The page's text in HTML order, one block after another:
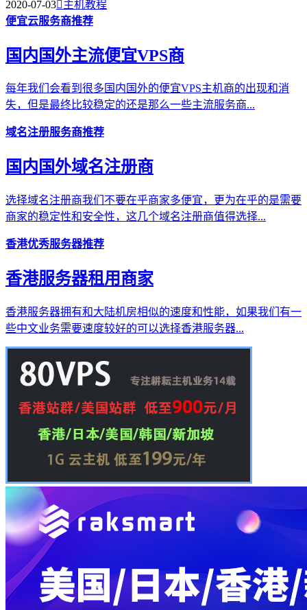
2020-07-03主机教程
便宜云服务商推荐
国内国外主流便宜VPS商
每年我们会看到很多国内国外的便宜VPS主机商的出现和消
失，但是最终比较稳定的还是那么一些主流服务商...
域名注册服务商推荐
国内国外域名注册商
选择域名注册商我们不要在乎商家多便宜，更为在乎的是需要
商家的稳定性和安全性，这几个域名注册商值得选择...
香港优秀服务器推荐
香港服务器租用商家
香港服务器拥有和大陆机房相似的速度和性能，如果我们有一
些中文业务需要速度较好的可以选择香港服务器...